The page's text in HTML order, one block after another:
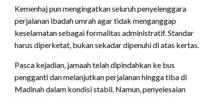
Kemenhaj pun mengingatkan seluruh penyelenggara
perjalanan ibadah umrah agar tidak menganggap
keselamatan sebagai formalitas administratif. Standar
harus diperketat, bukan sekadar dipenuhi di atas kertas.
Pasca kejadian, jamaah telah dipindahkan ke bus
pengganti dan melanjutkan perjalanan hingga tiba di
Madinah dalam kondisi stabil. Namun, penyelesaian